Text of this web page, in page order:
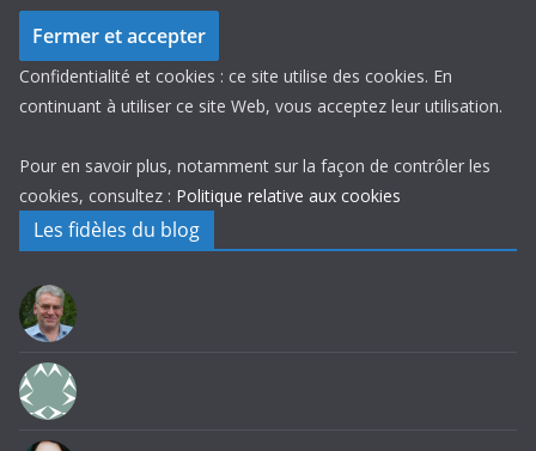
Confidentialité et cookies : ce site utilise des cookies. En
continuant à utiliser ce site Web, vous acceptez leur utilisation.
Pour en savoir plus, notamment sur la façon de contrôler les
cookies, consultez : Politique relative aux cookies
Les fidèles du blog